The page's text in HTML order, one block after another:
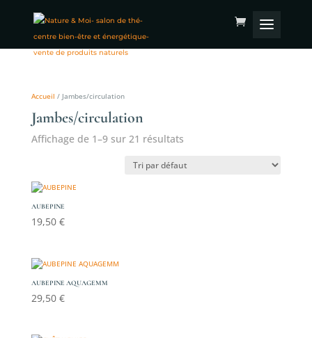
Accueil / Jambes/circulation
Jambes/circulation
Affichage de 1–9 sur 21 résultats
AUBEPINE
19,50 €
AUBEPINE AQUAGEMM
29,50 €